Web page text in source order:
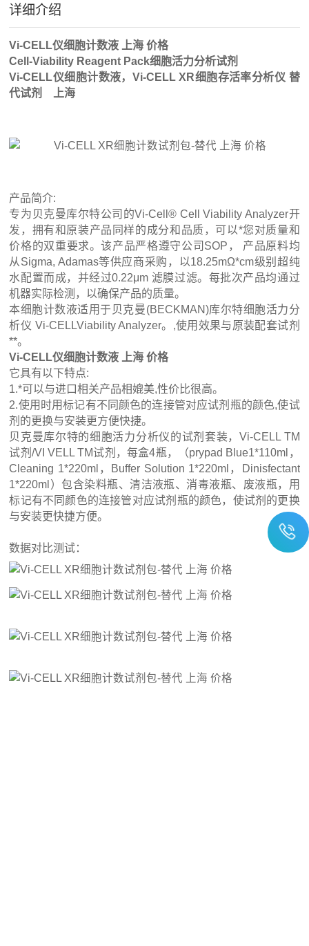
详细介绍
Vi-CELL仪细胞计数液 上海 价格
Cell-Viability Reagent Pack细胞活力分析试剂
Vi-CELL仪细胞计数液，Vi-CELL XR细胞存活率分析仪 替
代试剂 上海
产品简介:
专为贝克曼库尔特公司的Vi-Cell® Cell Viability Analyzer开
发，拥有和原装产品同样的成分和品质，可以*您对质量和
价格的双重要求。该产品严格遵守公司SOP， 产品原料均
从Sigma, Adamas等供应商采购，以18.25mΩ*cm级别超纯
水配置而成，并经过0.22μm 滤膜过滤。每批次产品均通过
机器实际检测，以确保产品的质量。
本细胞计数液适用于贝克曼(BECKMAN)库尔特细胞活力分
析仪 Vi-CELLViability Analyzer。,使用效果与原装配套试剂
**。
Vi-CELL仪细胞计数液 上海 价格
它具有以下特点:
1.*可以与进口相关产品相媲美,性价比很高。
2.使用时用标记有不同颜色的连接管对应试剂瓶的颜色,使试
剂的更换与安装更方便快捷。
贝克曼库尔特的细胞活力分析仪的试剂套装，Vi-CELL TM
试剂/VI VELL TM试剂，每盒4瓶，（prypad Blue1*110ml，
Cleaning 1*220ml，Buffer Solution 1*220ml，Dinisfectant
1*220ml）包含染料瓶、清洁液瓶、消毒液瓶、废液瓶，用
标记有不同颜色的连接管对应试剂瓶的颜色，使试剂的更换
与安装更快捷方便。
数据对比测试：